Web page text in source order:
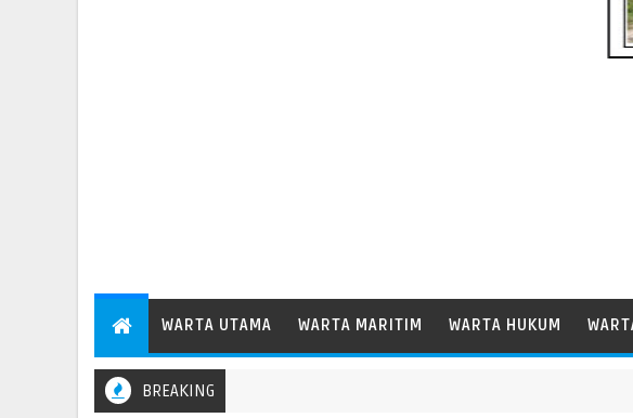
WARTA UTAMA WARTA MARITIM WARTA HUKUM
BREAKING